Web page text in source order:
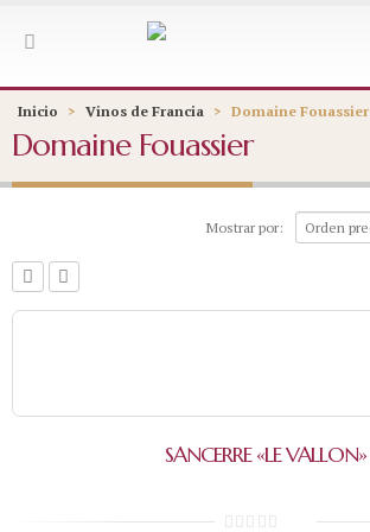
Inicio > Vinos de Francia > Domaine Fouassier
Domaine Fouassier
Mostrar por:
SANCERRE «LE VALLON»